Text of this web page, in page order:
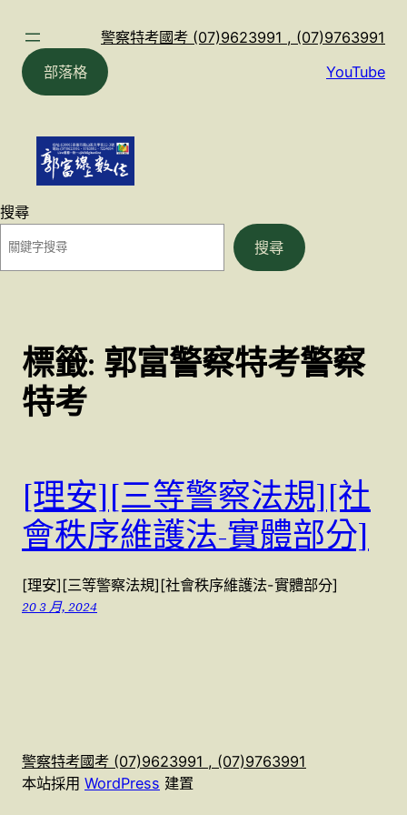
警察特考國考 (07)9623991 , (07)9763991
部落格
YouTube
搜尋
搜尋
標籤: 郭富警察特考警察
特考
[理安][三等警察法規][社
會秩序維護法-實體部分]
[理安][三等警察法規][社會秩序維護法-實體部分]
20 3 月, 2024
警察特考國考 (07)9623991 , (07)9763991
本站採用 WordPress 建置